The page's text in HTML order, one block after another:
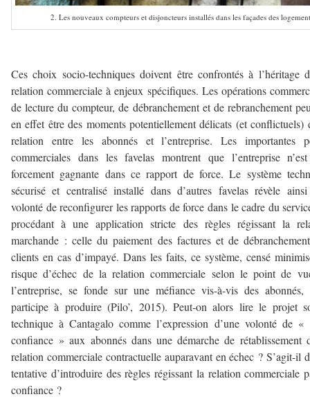
2. Les nouveaux compteurs et disjoncteurs installés dans les façades des
Ces choix socio-techniques doivent être confrontés à l’héritage
relation commerciale à enjeux spécifiques. Les opérations
de lecture du compteur, de débranchement et de rebranchement
en effet être des moments potentiellement délicats (et conflictuels)
relation entre les abonnés et l’entreprise. Les importantes
commerciales dans les favelas montrent que l’entreprise
forcement gagnante dans ce rapport de force. Le système
sécurisé et centralisé installé dans d’autres favelas révèle
volonté de reconfigurer les rapports de force dans le cadre du
procédant à une application stricte des règles régissant la
marchande : celle du paiement des factures et de
clients en cas d’impayé. Dans les faits, ce système, censé
risque d’échec de la relation commerciale selon le point de
l’entreprise, se fonde sur une méfiance vis-à-vis des abonnés,
participe à produire (Pilo’, 2015). Peut-on alors lire le projet
technique à Cantagalo comme l’expression d’une volonté de «
confiance » aux abonnés dans une démarche de rétablissement
relation commerciale contractuelle auparavant en échec ? S’agit-il
tentative d’introduire des règles régissant la relation commerciale
confiance ?